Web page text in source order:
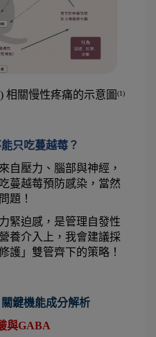
相關慢性疼痛的示意圖 (1)
只吃蔓越莓？
自壓力、腦部與神經，
蔓越莓預防感染，當然
題！
緊迫感，是管理自發性
養介入上，我會建議採
護」雙管齊下的策略！
鍵機能成分解析
與GABA